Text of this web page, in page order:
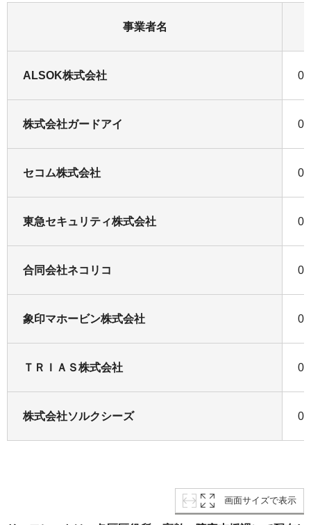
事業者名
ALSOK株式会社
株式会社ガードアイ
セコム株式会社
東急セキュリティ株式会社
合同会社ネコリコ
象印マホービン株式会社
ＴＲＩＡＳ株式会社
株式会社ソルクシーズ
画面サイズで表示